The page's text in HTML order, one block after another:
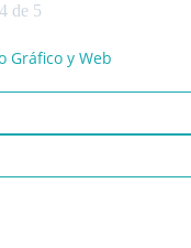
de 5
Gráfico y Web